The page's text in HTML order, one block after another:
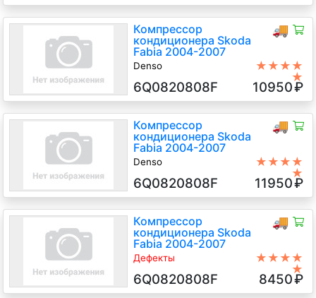
🚚
Компрессор
кондиционера Skoda
Fabia 2004-2007
Denso
Хэтчбэк 5 дв., серебристый, 2006
г.в.
★★★★
★
6Q0820808F 10950₽
🚚
Компрессор
кондиционера Skoda
Fabia 2004-2007
Denso
ст.мех., Универсал, серебристый,
2007 г.в.
★★★★
★
6Q0820808F 11950₽
🚚
Компрессор
кондиционера Skoda
Fabia 2004-2007
Дефекты
BNM 1.4 Дизель TDI, 5-ст.мех.,
Хэтчбэк 5 дв., черный, 2006 г.в.
★★★★
★
6Q0820808F 8450₽